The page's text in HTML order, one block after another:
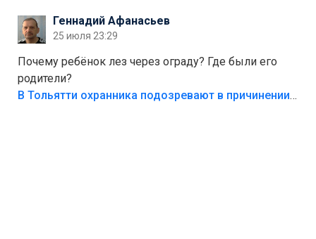
свою судьбу.Геннадий Афанасьев
25 июля 23:29
Почему ребёнок лез через ограду? Где были его
родители?
В Тольятти охранника подозревают в причинении смерти ребенку